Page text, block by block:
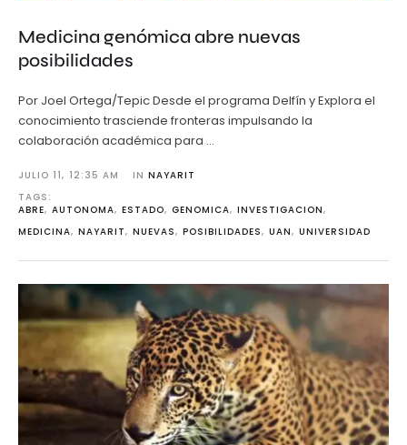
Medicina genómica abre nuevas
posibilidades
Por Joel Ortega/Tepic Desde el programa Delfín y Explora el
conocimiento trasciende fronteras impulsando la
colaboración académica para …
JULIO 11, 12:35 AM IN NAYARIT
TAGS:
ABRE, AUTONOMA, ESTADO, GENOMICA, INVESTIGACION,
MEDICINA, NAYARIT, NUEVAS, POSIBILIDADES, UAN, UNIVERSIDAD